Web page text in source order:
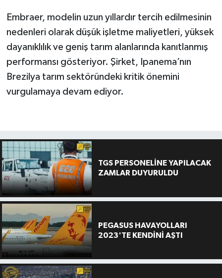
Embraer, modelin uzun yıllardır tercih edilmesinin
nedenleri olarak düşük işletme maliyetleri, yüksek
dayanıklılık ve geniş tarım alanlarında kanıtlanmış
performansı gösteriyor. Şirket, Ipanema’nın
Brezilya tarım sektöründeki kritik önemini
vurgulamaya devam ediyor.
TGS PERSONELİNE YAPILACAK
ZAMLAR DUYURULDU
PEGASUS HAVAYOLLARI
2023'TE KENDİNİ AŞTI